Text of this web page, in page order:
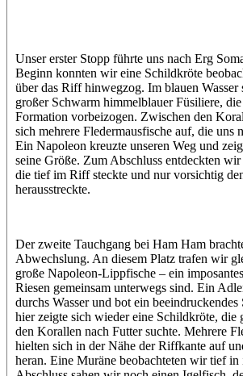
Unser erster Stopp führte uns nach Erg
Beginn konnten wir eine Schildkröte
über das Riff hinwegzog. Im blauen Wasser
großer Schwarm himmelblauer Füsiliere,
Formation vorbeizogen. Zwischen den
sich mehrere Fledermausfische auf, die uns
Ein Napoleon kreuzte unseren Weg und
seine Größe. Zum Abschluss entdeckten
die tief im Riff steckte und nur vorsichtig
herausstreckte.
Der zweite Tauchgang bei Ham Ham
Abwechslung. An diesem Platz trafen wir
große Napoleon-Lippfische – ein
Riesen gemeinsam unterwegs sind. Ein
durchs Wasser und bot ein
hier zeigte sich wieder eine Schildkröte, die
den Korallen nach Futter suchte. Mehrere
hielten sich in der Nähe der Riffkante auf
heran. Eine Muräne beobachteten wir tief